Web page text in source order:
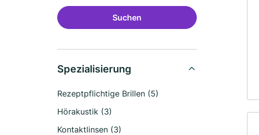
Suchen
Spezialisierung
Rezeptpflichtige Brillen (5)
Hörakustik (3)
Kontaktlinsen (3)